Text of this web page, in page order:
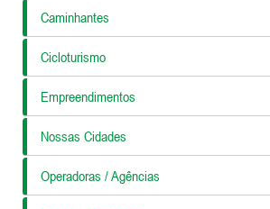
Caminhantes
Cicloturismo
Empreendimentos
Nossas Cidades
Operadoras / Agências